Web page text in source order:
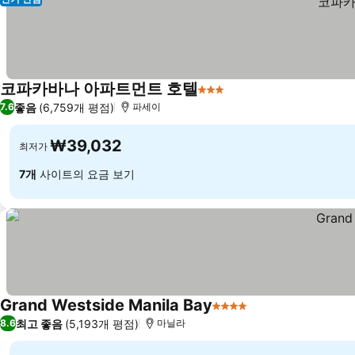
코파카바나 아파트먼트 호텔3 성급
7.6좋음 (6,759개 평점) 파세이
최저가 ₩39,032
7개 사이트의 요금 보기
Grand Westside Manila Bay4 성급
8.6최고 좋음 (5,193개 평점) 마닐라